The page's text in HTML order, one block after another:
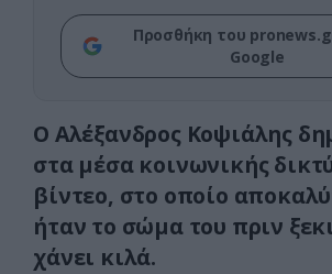
Προσθήκη του
Google
Ο Αλέξανδρος Κοψιάλης
στα μέσα κοινωνικής
βίντεο, στο οποίο
ήταν το σώμα του πριν
χάνει κιλά.